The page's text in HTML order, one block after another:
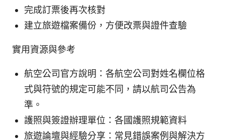
完成訂票後再次核對
建立旅遊檔案備份，方便改票與證件查驗
實用資源與參考
航空公司官方說明：各航空公司對姓名欄位格
式與符號的規定可能不同，請以航司公告為
準。
護照與簽證辦理單位：各國護照規範資料
旅遊論壇與經驗分享：常見錯誤案例與解決方